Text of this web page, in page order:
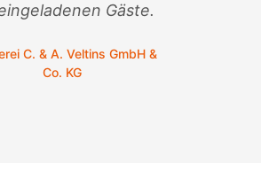
Gäste.
C. & A. Veltins GmbH &
Co. KG